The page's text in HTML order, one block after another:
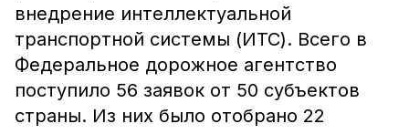
внедрение интеллектуальной
транспортной системы (ИТС). Всего в
Федеральное дорожное агентство
поступило 56 заявок от 50 субъектов
страны. Из них было отобрано 22